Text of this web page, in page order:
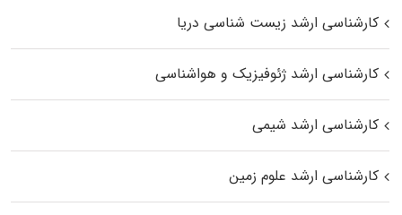
کارشناسی ارشد زیست‌ شناسی دریا
کارشناسی ارشد ژئوفیزیک و هواشناسی
کارشناسی ارشد شیمی
کارشناسی ارشد علوم زمین